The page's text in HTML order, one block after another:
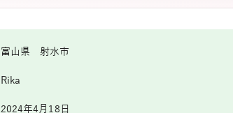
富山県 射水市
Rika
2024年4月18日